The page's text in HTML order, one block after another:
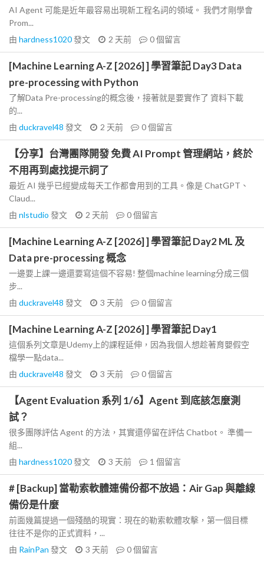
AI Agent 可能是近年最容易出現新工程名詞的領域。 我們才剛學會
Prom...
由 hardness1020發文 2 天前 0個留言
[Machine Learning A-Z [2026] ] 學習筆記 Day3 Data
pre-processing with Python
了解Data Pre-processing的概念後，接著就是要實作了 資料下載
的...
由 duckravel48 發文 2 天前 0個留言
【分享】台灣團隊開發 免費 AI Prompt 管理網站，終於
不用再到處找提示詞了
最近 AI 幾乎已經變成每天工作都會用到的工具。像是 ChatGPT、
Claud...
由 nlstudio 發文 2 天前 0個留言
[Machine Learning A-Z [2026] ] 學習筆記 Day2 ML 及
Data pre-processing 概念
一邊要上課一邊還要寫這個不容易! 整個machine learning分成三個
步...
由 duckravel48 發文 3 天前 0個留言
[Machine Learning A-Z [2026] ] 學習筆記 Day1
這個系列文章是Udemy上的課程延伸，因為我個人想趁著育嬰假空
檔學一點data...
由 duckravel48 發文 3 天前 0個留言
【Agent Evaluation 系列 1/6】Agent 到底該怎麼測
試？
很多團隊評估 Agent 的方法，其實還停留在評估 Chatbot。 準備一
組...
由 hardness1020發文 3 天前 1 個留言
# [Backup] 當勒索軟體連備份都不放過：Air Gap 與離線
備份是什麼
前面幾篇提過一個殘酷的現實：現在的勒索軟體攻擊，第一個目標
往往不是你的正式資料，...
由 RainPan 發文 3 天前 0個留言